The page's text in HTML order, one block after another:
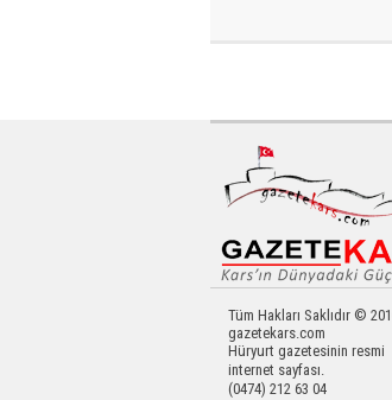
Tüm Hakları Saklıdır ©
gazetekars.com
Hüryurt gazetesinin resmi
internet sayfası.
(0474) 212 63 04